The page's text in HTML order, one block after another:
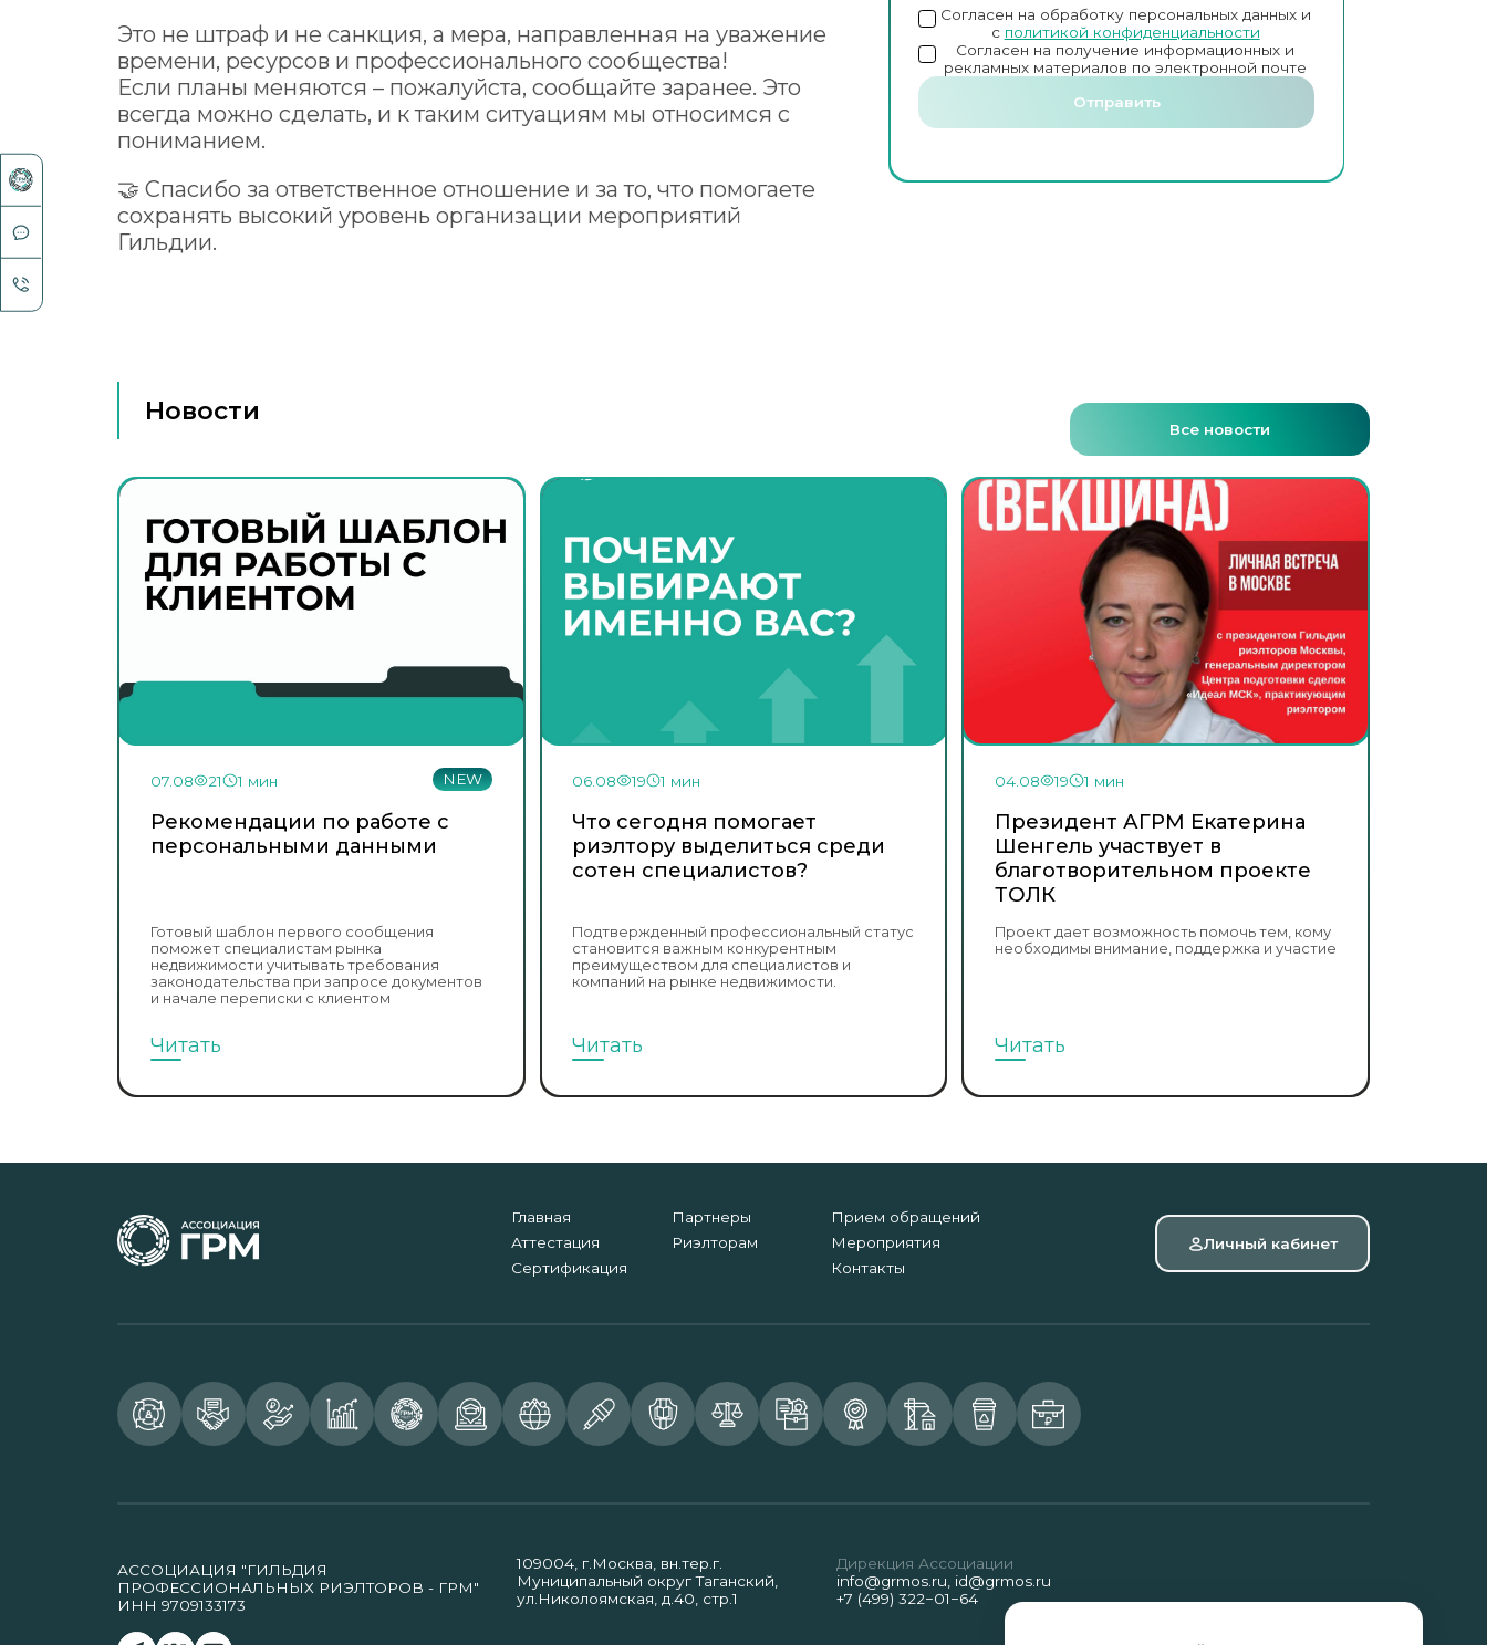
Это не штраф и не санкция, а мера, направленная на уважение
времени, ресурсов и профессионального сообщества!
Если планы меняются – пожалуйста, сообщайте заранее. Это
всегда можно сделать, и к таким ситуациям мы относимся с
пониманием.
🤝 Спасибо за ответственное отношение и за то, что помогаете
сохранять высокий уровень организации мероприятий
Гильдии.
Согласен на обработку персональных данных и
с политикой конфиденциальности
Согласен на получение информационных и
рекламных материалов по электронной почте
Отправить
Новости
Все новости
NEW
07.08 21 1 мин
Рекомендации по работе с
персональными данными
Готовый шаблон первого сообщения
поможет специалистам рынка
недвижимости учитывать требования
законодательства при запросе документов
и начале переписки с клиентом
Читать
06.08 19 1 мин
Что сегодня помогает
риэлтору выделиться среди
сотен специалистов?
Подтвержденный профессиональный статус
становится важным конкурентным
преимуществом для специалистов и
компаний на рынке недвижимости.
Читать
04.08 19 1 мин
Президент АГРМ Екатерина
Шенгель участвует в
благотворительном проекте
ТОЛК
Проект дает возможность помочь тем, кому
необходимы внимание, поддержка и участие
Читать
Главная
Аттестация
Сертификация
Партнеры
Риэлторам
Прием обращений
Мероприятия
Контакты
Личный кабинет
АССОЦИАЦИЯ "ГИЛЬДИЯ
ПРОФЕССИОНАЛЬНЫХ РИЭЛТОРОВ - ГРМ"
ИНН 9709133173
109004, г.Москва, вн.тер.г.
Муниципальный округ Таганский,
ул.Николоямская, д.40, стр.1
Дирекция Ассоциации
info@grmos.ru id@grmos.ru
+7 (499) 322−01−64